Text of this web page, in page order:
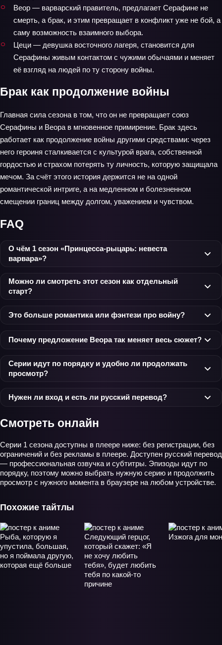
Веор — варварский правитель, предлагает Серафине не
смерть, а брак, и этим превращает в конфликт уже не бой, а
саму возможность взаимного выбора.
Цеци — девушка восточного лагеря, становится для
Серафины живым контактом с чужими обычаями и меняет
её взгляд на людей по ту сторону войны.
Брак как продолжение войны
Главная сила сезона в том, что он не превращает союз
Серафины и Веора в мгновенное примирение. Брак здесь
работает как продолжение войны другими средствами: через
него героиня сталкивается с культурой врага, собственной
гордостью и страхом потерять ту личность, которую защищала
мечом. За счёт этого история держится не на одной
романтической интриге, а на медленном и болезненном
смещении границ между долгом, уважением и чувством.
FAQ
О чём 1 сезон «Принцесса-рыцарь: невеста
варвара»?
Можно ли смотреть этот сезон как отдельный
старт?
Это больше романтика или фэнтези про войну?
Почему предложение Веора так меняет весь сюжет?
Серии идут по порядку и удобно ли продолжать
просмотр?
Нужен ли вход и есть ли русский перевод?
Смотреть онлайн
Серии 1 сезона доступны в плеере ниже: без регистрации, без
ограничений и без рекламы в плеере. Доступен русский перевод
— профессиональная озвучка и субтитры. Эпизоды идут по
порядку, поэтому можно выбрать нужную серию и продолжить
просмотр с нужного момента в браузере на любом устройстве.
Похожие тайтлы